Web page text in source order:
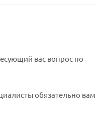
вас вопрос по
обязательно вам